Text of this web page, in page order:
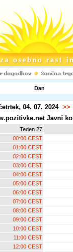
Dan
04. 07. 2024 >>
Javni
Teden 27
00:00 CEST
01:00 CEST
02:00 CEST
03:00 CEST
04:00 CEST
05:00 CEST
06:00 CEST
07:00 CEST
08:00 CEST
09:00 CEST
10:00 CEST
11:00 CEST
12:00 CEST